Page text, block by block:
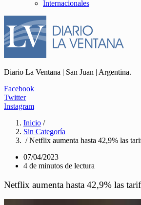
Internacionales
Diario La Ventana | San Juan | Argentina.
Facebook
Twitter
Instagram
Inicio /
Sin Categoría
/ Netflix aumenta hasta 42,9% las
07/04/2023
4 de minutos de lectura
Netflix aumenta hasta 42,9% las